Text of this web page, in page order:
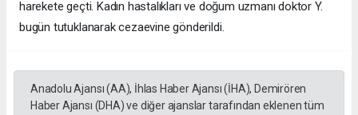
harekete geçti. Kadın hastalıkları ve doğum uzmanı doktor Y.
bugün tutuklanarak cezaevine gönderildi.
Anadolu Ajansı (AA), İhlas Haber Ajansı (İHA), Demirören
Haber Ajansı (DHA) ve diğer ajanslar tarafından eklenen tüm